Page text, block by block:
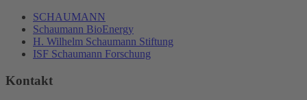
SCHAUMANN
Schaumann BioEnergy
H. Wilhelm Schaumann Stiftung
ISF Schaumann Forschung
Kontakt